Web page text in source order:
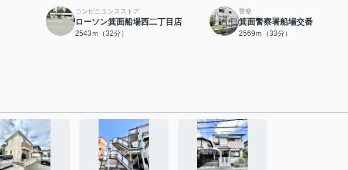
コンビニエンスストア
ローソン箕面船場西二丁目店
2543ｍ（32分）
警察
箕面警察署船場交番
2569ｍ（33分）